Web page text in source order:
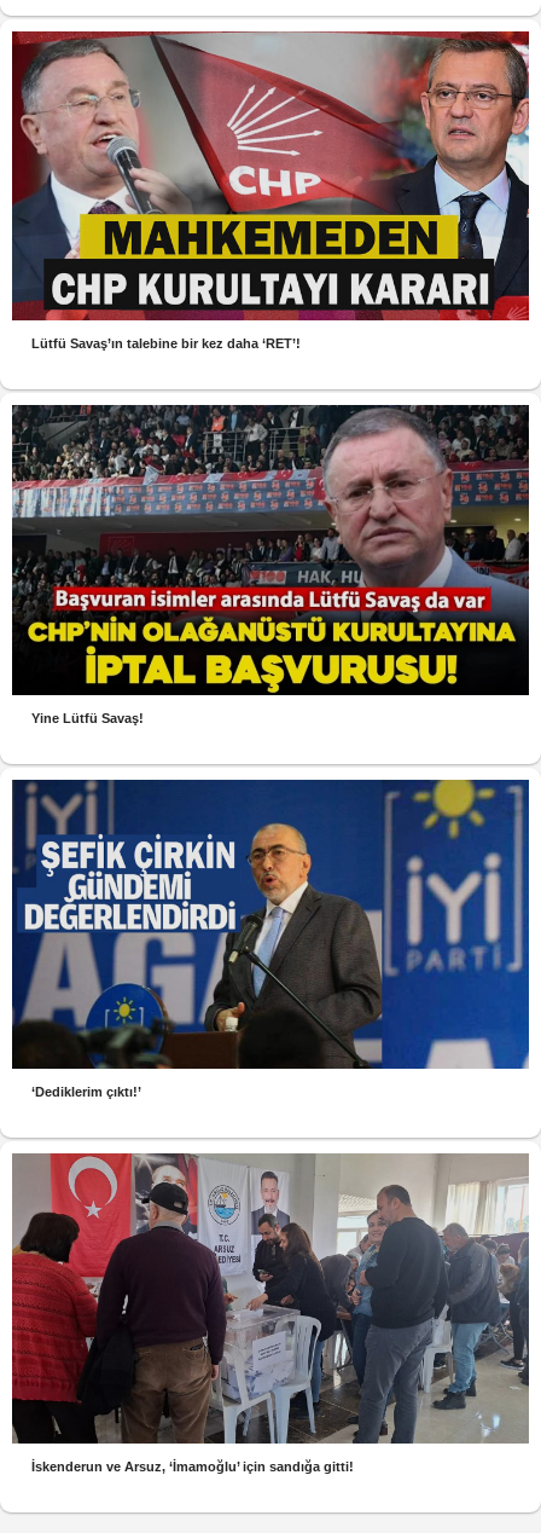
Lütfü Savaş’ın talebine bir kez daha ‘RET’!
Yine Lütfü Savaş!
‘Dediklerim çıktı!’
İskenderun ve Arsuz, ‘İmamoğlu’ için sandığa gitti!